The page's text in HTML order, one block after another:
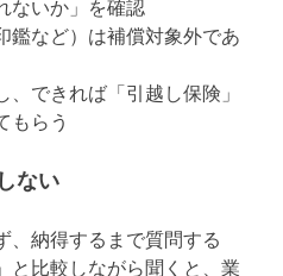
ないか」を確認
鑑など）は補償対象外であ
できれば「引越し保険」
もらう
ない
、納得するまで質問する
と比較しながら聞くと、業